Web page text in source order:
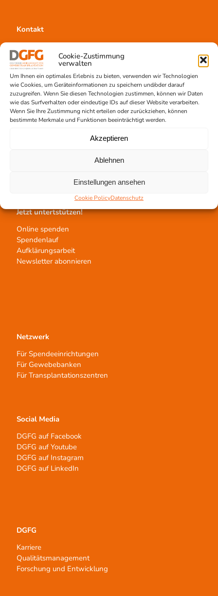
Cookie-Zustimmung
verwalten
Um Ihnen ein optimales Erlebnis zu bieten, verwenden wir Technologien
wie Cookies, um Geräteinformationen zu speichern und/oder darauf
zuzugreifen. Wenn Sie diesen Technologien zustimmen, können wir Daten
wie das Surfverhalten oder eindeutige IDs auf dieser Website verarbeiten.
Wenn Sie Ihre Zustimmung nicht erteilen oder zurückziehen, können
bestimmte Merkmale und Funktionen beeinträchtigt werden.
Akzeptieren
Ablehnen
Einstellungen ansehen
Cookie PolicyDatenschutz
Kontakt
Spendestandorte
Vermittlungsstelle
Jetzt untertstützen!
Online spenden
Spendenlauf
Aufklärungsarbeit
Newsletter abonnieren
Netzwerk
Für Spendeeinrichtungen
Für Gewebebanken
Für Transplantationszentren
Social Media
DGFG auf Facebook
DGFG auf Youtube
DGFG auf Instagram
DGFG auf LinkedIn
DGFG
Karriere
Qualitätsmanagement
Forschung und Entwicklung